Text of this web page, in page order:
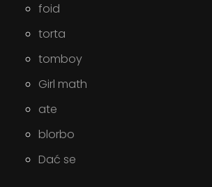
foid
torta
tomboy
Girl math
ate
blorbo
Dać se